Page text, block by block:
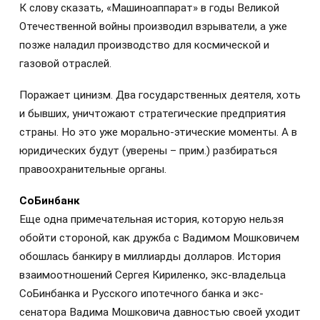
К слову сказать, «Машиноаппарат» в годы Великой
Отечественной войны производил взрыватели, а уже
позже наладил производство для космической и
газовой отраслей.
Поражает цинизм. Два государственных деятеля, хоть
и бывших, уничтожают стратегические предприятия
страны. Но это уже морально-этические моменты. А в
юридических будут (уверены – прим.) разбираться
правоохранительные органы.
СоБинбанк
Еще одна примечательная история, которую нельзя
обойти стороной, как дружба с Вадимом Мошковичем
обошлась банкиру в миллиарды долларов. История
взаимоотношений Сергея Кириленко, экс-владельца
СоБинбанка и Русского ипотечного банка и экс-
сенатора Вадима Мошковича давностью своей уходит